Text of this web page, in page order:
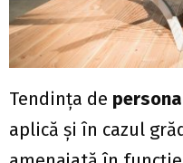
Tendinţa de
aplică şi în cazul